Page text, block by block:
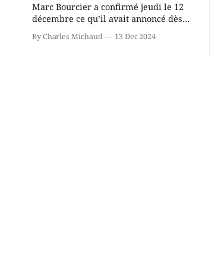
Marc Bourcier a confirmé jeudi le 12
décembre ce qu’il avait annoncé dès
2021: il ne sollicitera pas de deuxième
mandat à titre de maire de Saint-
By Charles Michaud 13 Dec 2024